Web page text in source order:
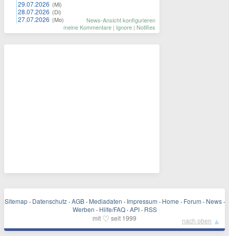
29.07.2026 (Mi)
28.07.2026 (Di)
27.07.2026 (Mo)
News-Ansicht konfigurieren
meine Kommentare | Ignore | Notifies
Sitemap · Datenschutz · AGB · Mediadaten · Impressum · Home · Forum · News ·
Werben · Hilfe/FAQ · API · RSS
mit ♡ seit 1999 nach oben ▲